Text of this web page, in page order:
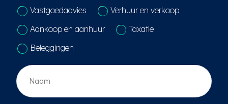
C
o
n
t
a
c
k
e
Vastgoedadvies
Verhuur en verkoop
Aankoop en aanhuur
Taxatie
Beleggingen
N
a
a